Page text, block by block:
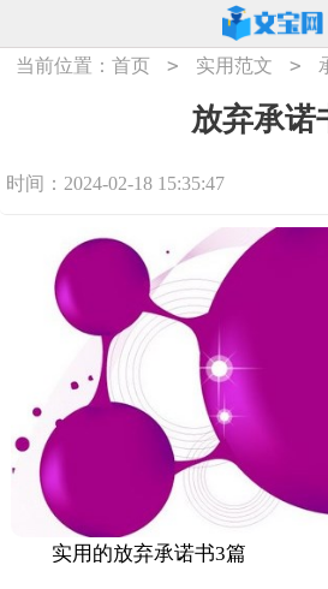
当前位置：首页 > 实用范文 >
放弃承诺
时间：2024-02-18 15:35:47
实用的放弃承诺书3篇